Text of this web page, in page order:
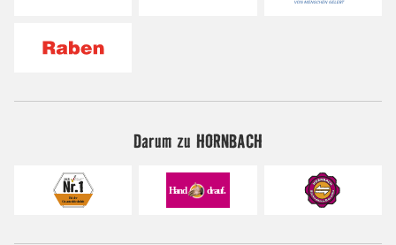
Darum zu HORNBACH